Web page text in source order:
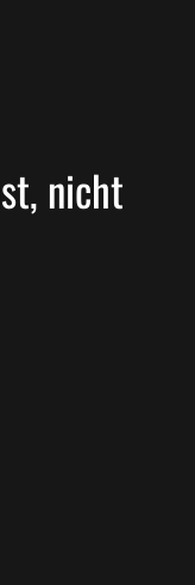
nicht